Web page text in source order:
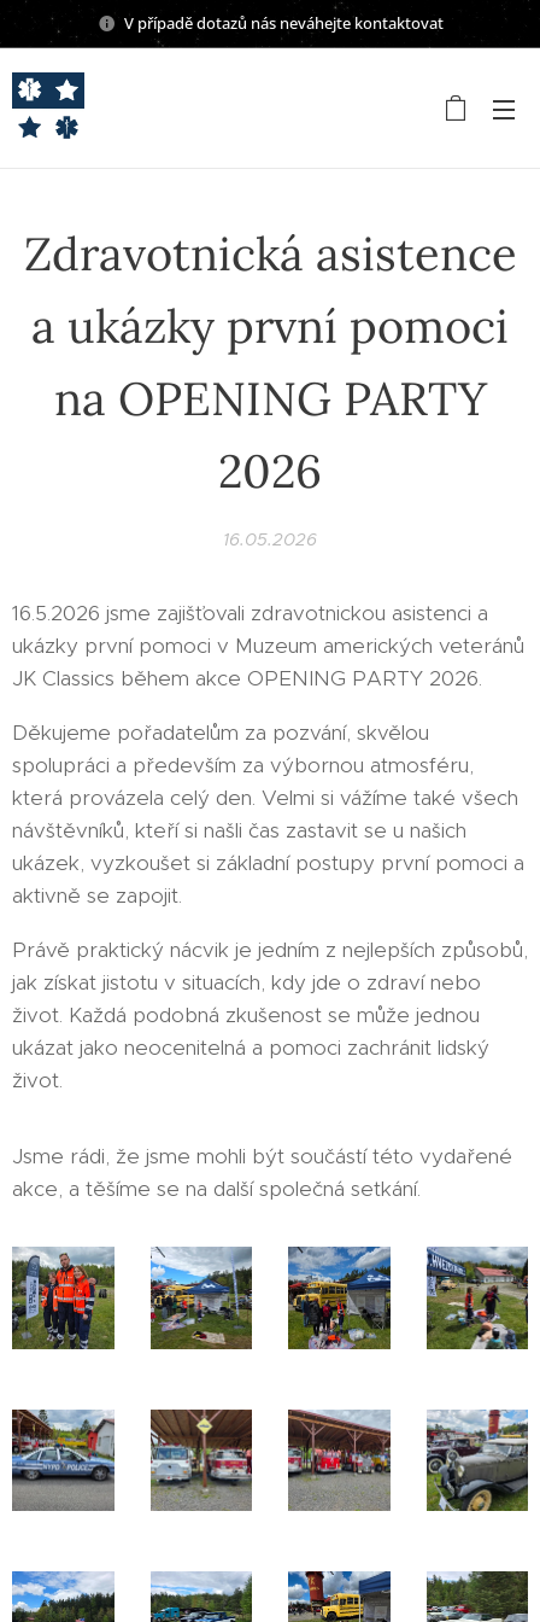
V případě dotazů nás neváhejte kontaktovat
Zdravotnická asistence
a ukázky první pomoci
na OPENING PARTY
2026
16.05.2026
16.5.2026 jsme zajišťovali zdravotnickou asistenci a
ukázky první pomoci v Muzeum amerických veteránů
JK Classics během akce OPENING PARTY 2026.
Děkujeme pořadatelům za pozvání, skvělou
spolupráci a především za výbornou atmosféru,
která provázela celý den. Velmi si vážíme také všech
návštěvníků, kteří si našli čas zastavit se u našich
ukázek, vyzkoušet si základní postupy první pomoci a
aktivně se zapojit.
Právě praktický nácvik je jedním z nejlepších způsobů,
jak získat jistotu v situacích, kdy jde o zdraví nebo
život. Každá podobná zkušenost se může jednou
ukázat jako neocenitelná a pomoci zachránit lidský
život.
Jsme rádi, že jsme mohli být součástí této vydařené
akce, a těšíme se na další společná setkání.